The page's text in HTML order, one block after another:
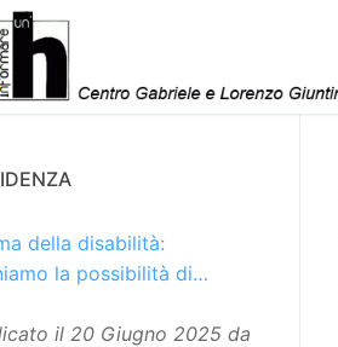
della disabilità:
la possibilità di
il 20 Giugno 2025 da